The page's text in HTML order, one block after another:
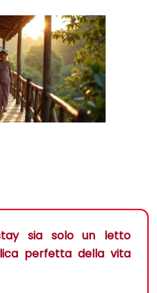
sia solo un letto
perfetta della vita